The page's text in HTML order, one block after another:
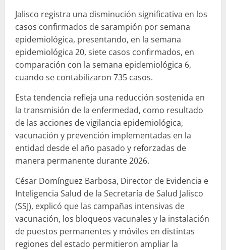
Jalisco registra una disminución significativa en los
casos confirmados de sarampión por semana
epidemiológica, presentando, en la semana
epidemiológica 20, siete casos confirmados, en
comparación con la semana epidemiológica 6,
cuando se contabilizaron 735 casos.
Esta tendencia refleja una reducción sostenida en
la transmisión de la enfermedad, como resultado
de las acciones de vigilancia epidemiológica,
vacunación y prevención implementadas en la
entidad desde el año pasado y reforzadas de
manera permanente durante 2026.
César Domínguez Barbosa, Director de Evidencia e
Inteligencia Salud de la Secretaría de Salud Jalisco
(SSJ), explicó que las campañas intensivas de
vacunación, los bloqueos vacunales y la instalación
de puestos permanentes y móviles en distintas
regiones del estado permitieron ampliar la